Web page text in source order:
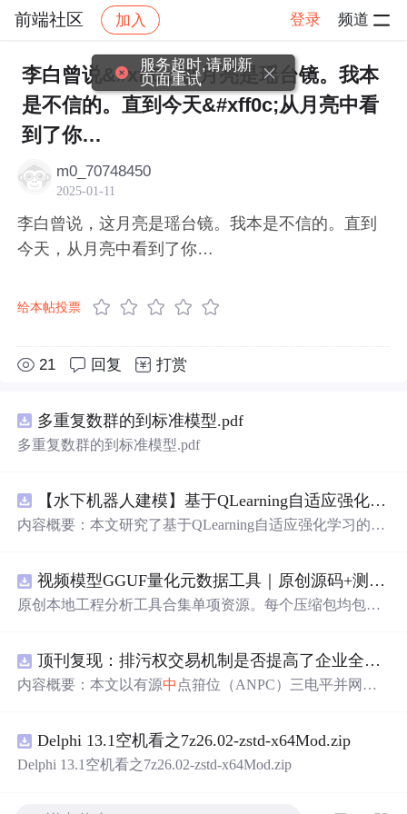
前端社区 加入 登录 频道
社区 前端社区 感慨 帖子详情
李白曾说&#xff0c;这月亮是瑶台镜。我本
是不信的。直到今天&#xff0c;从月亮中看
到了你…
m0_70748450
2025-01-11
李白曾说，这月亮是瑶台镜。我本是不信的。直到
今天，从月亮中看到了你…
给本帖投票
21 回复 打赏
多重复数群的到标准模型.pdf
多重复数群的到标准模型.pdf
【水下机器人建模】基于QLearning自适应强化学习PID控制器在AUV
内容概要：本文研究了基于QLearning自适应强化学习的PI
探讨了将强化学习算法QLearning与传统PID控制相结合的
方法，以提升AUV在复杂、时变及非线性水下环境中的自
arning算法在线动态优化PID控制器的比例、积分和微分参
数，从而实现对系统误差、响应速度、超调量等性能指标
的综合优化。通过Matlab仿真实验验证了该复合控制策略
著优势，充分展示了强化学习在智能水下装备自主控制领
域的可行性和应用潜力。; 适合人群：具备自动控制理论基
础、强化学习基础知识及Matlab编程能力的研究生、科研
人员。; 使用场景及目标：①用于水下机器人、无人潜航器
视频模型GGUF量化元数据工具｜原创源码+测试+离线报告
原创本地工程分析工具合集单项资源。每个压缩包均包含
行效果图、README、运行说 明、功能清单、MIT License
及原创授权声明。Node.js 18+ 可直接运行，零第三方运行
顶刊复现：排污权交易机制是否提高了企业全要素生产率 -来自
内容概要：本文以有源中 点箝位（ANPC）三电平并网逆
的一体化高性能并网控制策略。通过深入分析ANPC三电
平拓扑在开关损耗均衡、中 点电位可控性及输出谐波低等
Delphi 13.1空机看之7z26.02-zstd-x64Mod.zip
Delphi 13.1空机看之7z26.02-zstd-x64Mod.zip
服务超时,请刷新
页面重试